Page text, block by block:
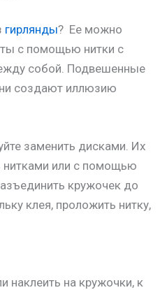
гирлянды? Ее можно
с помощью нитки с
собой. Подвешенные
создают иллюзию
заменить дисками. Их
нитками или с помощью
кружочек до
клея, проложить нитку,
наклеить на кружочки, к